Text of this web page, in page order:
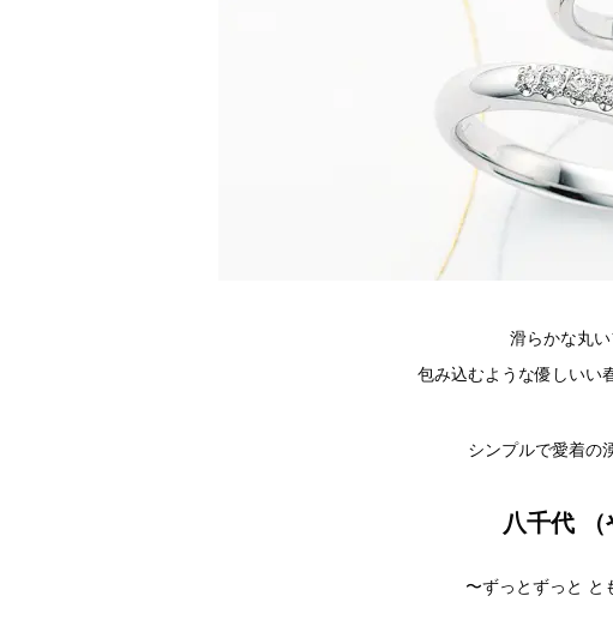
滑らかな丸
包み込むような優しいい
シンプルで愛着の
八千代 （
〜ずっとずっと と